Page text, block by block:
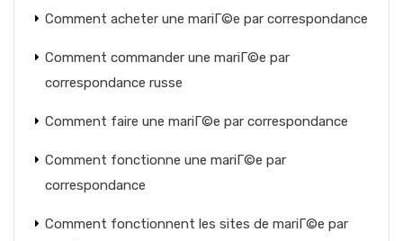
Comment acheter une mariГ©e par correspondance
Comment commander une mariГ©e par
correspondance russe
Comment faire une mariГ©e par correspondance
Comment fonctionne une mariГ©e par
correspondance
Comment fonctionnent les sites de mariГ©e par